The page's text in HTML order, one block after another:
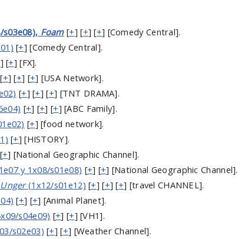
Foam[+] [+] [+] [Comedy Central].
[+] [Comedy Central].
] [+] [FX].
[+] [+] [+] [USA Network].
[+] [+] [+] [TNT DRAMA].
[+] [+] [+] [ABC Family].
[+] [food network].
[+] [HISTORY].
+] [National Geographic Channel].
y 1x08/s01e08) [+] [+] [National Geographic Channel].
(1x12/s01e12) [+] [+] [+] [travel CHANNEL].
[+] [+] [Animal Planet].
s04e09) [+] [+] [VH1].
s02e03) [+] [+] [Weather Channel].